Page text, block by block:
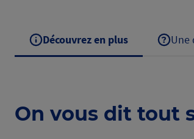
Découvrez en plus Une
On vous dit tout